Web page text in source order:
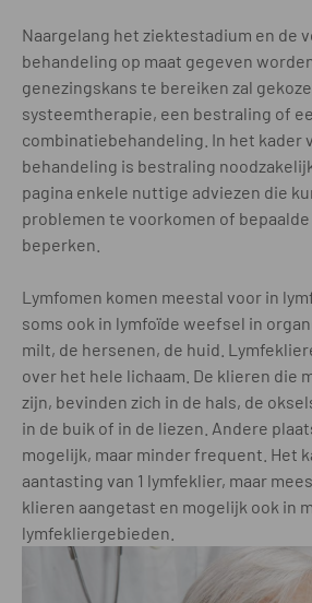
Naargelang het ziektestadium en de
behandeling op maat gegeven
genezingskans te bereiken zal
systeemtherapie, een bestraling of
combinatiebehandeling. In het kader
behandeling is bestraling
pagina enkele nuttige adviezen die
problemen te voorkomen of
beperken.
Lymfomen komen meestal voor in
soms ook in lymfoïde weefsel in
milt, de hersenen, de huid.
over het hele lichaam. De klieren die
zijn, bevinden zich in de hals, de
in de buik of in de liezen. Andere
mogelijk, maar minder frequent. Het
aantasting van 1 lymfeklier, maar
klieren aangetast en mogelijk ook in
lymfekliergebieden.